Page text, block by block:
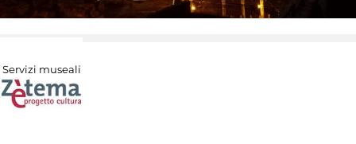
Servizi museali